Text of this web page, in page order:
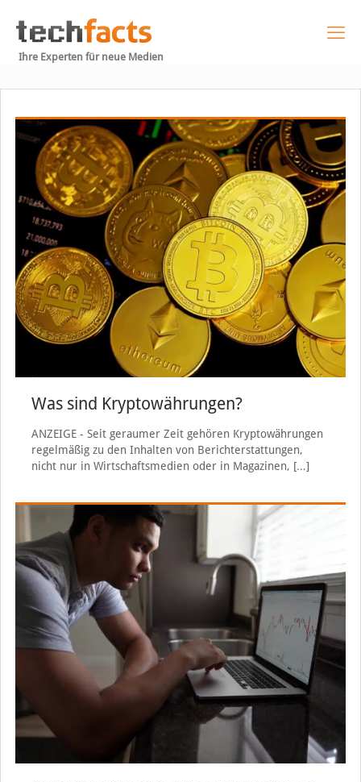
Ihre Experten für neue Medien
Was sind Kryptowährungen?
ANZEIGE - Seit geraumer Zeit gehören Kryptowährungen
regelmäßig zu den Inhalten von Berichterstattungen,
nicht nur in Wirtschaftsmedien oder in Magazinen, […]